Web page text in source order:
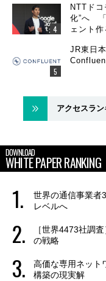
NTTド
化”へ 「
ェント作
JR東日
アクセスラ
DOWNLOAD
WHITE PAPER RANKING
世界の通信事業者
レベルへ
［世界4473社調
の戦略
高価な専用ネット
構築の現実解